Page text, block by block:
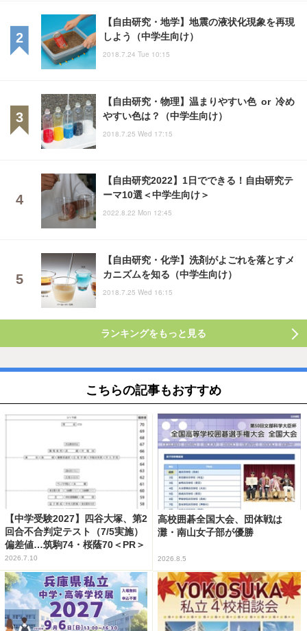
【自由研究・地学】地震の液状化現象を再現
しよう（中学生向け）
2018.7.24 Tue 10:15
【自由研究・物理】温まりやすい色 or 冷め
やすい色は？（中学生向け）
2018.7.25 Wed 17:15
【自由研究2022】1日でできる！自由研究テ
ーマ10選＜中学生向け＞
2022.8.22 Mon 12:45
【自由研究・化学】洗剤がよごれを落とすメ
カニズムを知る（中学生向け）
2018.7.25 Wed 16:15
ランキングをもっと見る
こちらの記事もおすすめ
【中学受験2027】四谷大塚、第2
回合不合判定テスト（7/5実施）
偏差値…筑駒74・桜蔭70＜PR＞
2026.7.10
高校囲碁全国大会、団体戦は
灘・南山女子部が優勝
2026.8.5